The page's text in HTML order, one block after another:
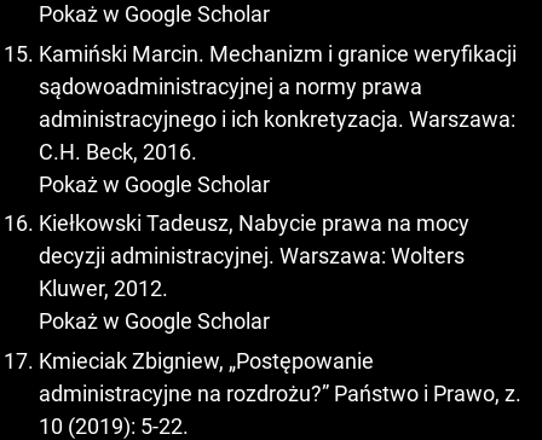
Pokaż w Google Scholar
Kamiński Marcin. Mechanizm i granice weryfikacji
sądowoadministracyjnej a normy prawa
administracyjnego i ich konkretyzacja. Warszawa:
C.H. Beck, 2016.
Pokaż w Google Scholar
Kiełkowski Tadeusz, Nabycie prawa na mocy
decyzji administracyjnej. Warszawa: Wolters
Kluwer, 2012.
Pokaż w Google Scholar
Kmieciak Zbigniew, „Postępowanie
administracyjne na rozdrożu?” Państwo i Prawo, z.
10 (2019): 5-22.